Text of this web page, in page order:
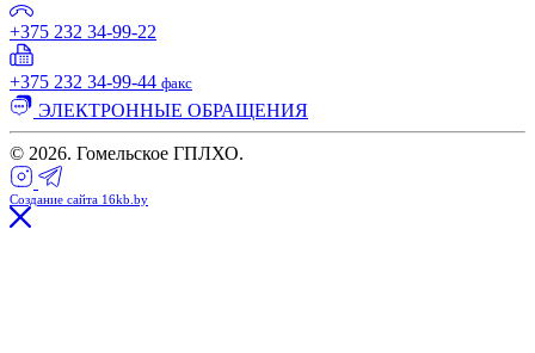
+375 232 34-99-22
+375 232 34-99-44 факс
ЭЛЕКТРОННЫЕ ОБРАЩЕНИЯ
© 2026. Гомельское ГПЛХО.
Создание сайта 16kb.by